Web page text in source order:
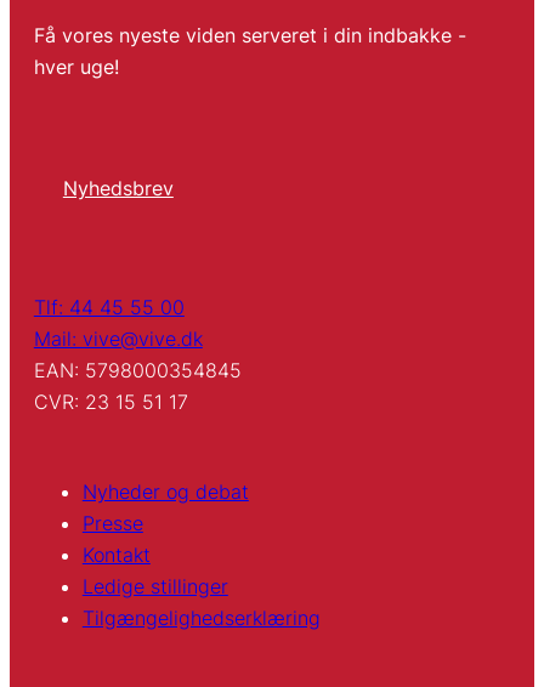
Få vores nyeste viden serveret i din indbakke -
hver uge!
Nyhedsbrev
Tlf: 44 45 55 00
Mail: vive@vive.dk
EAN: 5798000354845
CVR: 23 15 51 17
Nyheder og debat
Presse
Kontakt
Ledige stillinger
Tilgængelighedserklæring